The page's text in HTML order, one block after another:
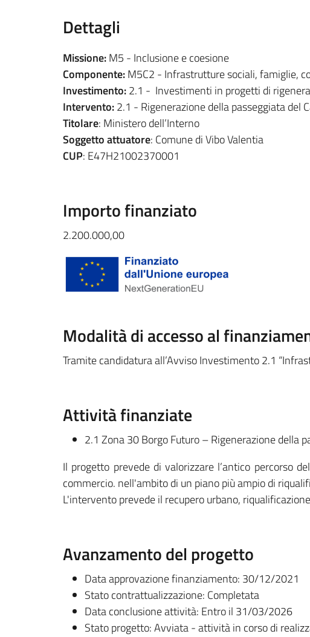
Dettagli
Missione:M5 - Inclusione e coesione
Componente:M5C2 - Infrastrutture sociali, famiglie,
Investimento:2.1 - Investimenti in progetti di
Intervento:2.1 - Rigenerazione della passeggiata del
Titolare: Ministero dell’Interno
Soggetto attuatore: Comune di Vibo Valentia
CUP: E47H21002370001
Importo finanziato
2.200.000,00
Modalità di accesso al
Tramite candidatura all’Avviso Investimento 2.1
Attività finanziate
2.1 Zona 30 Borgo Futuro – Rigenerazione della
Il progetto prevede di valorizzare l’antico percorso
commercio. nell'ambito di un piano più ampio di
L'intervento prevede il recupero urbano,
Avanzamento del progetto
Data approvazione finanziamento: 30/12/2021
Stato contrattualizzazione: Completata
Data conclusione attività: Entro il 31/03/2026
Stato progetto: Avviata - attività in corso di